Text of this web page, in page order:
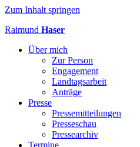
Zum Inhalt springen
Raimund Haser
Über mich
Zur Person
Engagement
Landtagsarbeit
Anträge
Presse
Pressemitteilungen
Presseschau
Pressearchiv
Termine